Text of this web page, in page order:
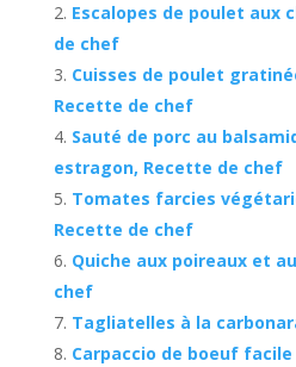
Escalopes de poulet aux
de chef
Cuisses de poulet
Recette de chef
Sauté de porc au
estragon, Recette de chef
Tomates farcies
Recette de chef
Quiche aux poireaux et
chef
Tagliatelles à la
Carpaccio de boeuf